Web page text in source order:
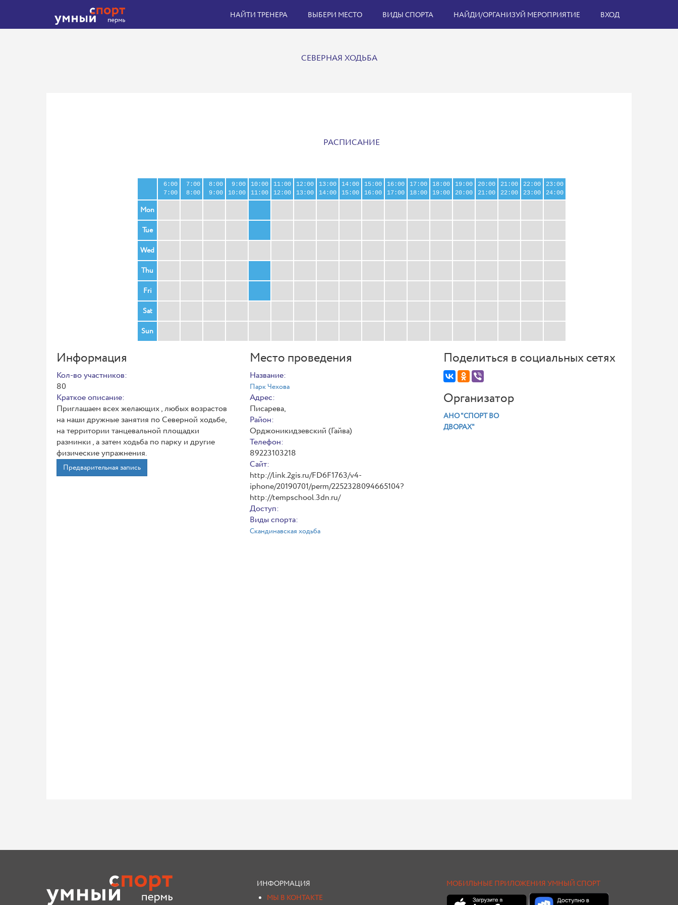
НАЙТИ ТРЕНЕРА ВЫБЕРИ МЕСТО ВИДЫ СПОРТА НАЙДИ/ОРГАНИЗУЙ МЕРОПРИЯТИЕ ВХОД
СЕВЕРНАЯ ХОДЬБА
РАСПИСАНИЕ
6:00
7:00
7:00
8:00
8:00
9:00
9:00
10:00
10:00
11:00
11:00
12:00
12:00
13:00
13:00
14:00
14:00
15:00
15:00
16:00
16:00
17:00
17:00
18:00
18:00
19:00
19:00
20:00
20:00
21:00
21:00
22:00
22:00
23:00
23:00
24:00
Mon
Tue
Wed
Thu
Fri
Sat
Sun
Информация
Кол-во участников:
80
Краткое описание:
Приглашаем всех желающих , любых возрастов
на наши дружные занятия по Северной ходьбе,
на территории танцевальной площадки
разминки , а затем ходьба по парку и другие
физические упражнения.
Предварительная запись
Место проведения
Название:
Парк Чехова
Адрес:
Писарева,
Район:
Орджоникидзевский (Гайва)
Телефон:
89223103218
Сайт:
http://link.2gis.ru/FD6F1763/v4-
iphone/20190701/perm/2252328094665104?
http://tempschool.3dn.ru/
Доступ:
Виды спорта:
Скандинавская ходьба
Поделиться в социальных сетях
Организатор
АНО "СПОРТ ВО
ДВОРАХ"
ИНФОРМАЦИЯ
МЫ В КОНТАКТЕ
МОБИЛЬНЫЕ ПРИЛОЖЕНИЯ УМНЫЙ СПОРТ